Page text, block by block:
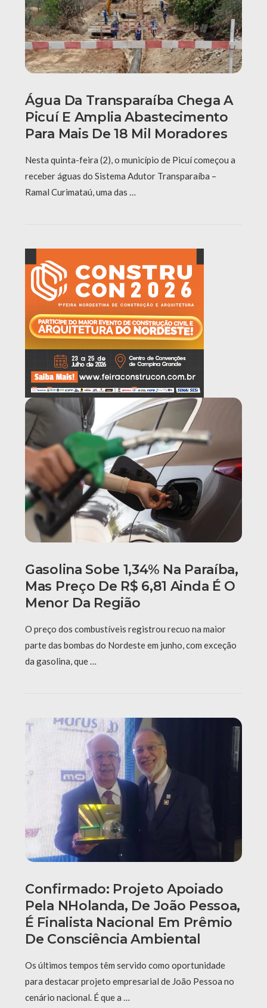
Água Da Transparaíba Chega A
Picuí E Amplia Abastecimento
Para Mais De 18 Mil Moradores
Nesta quinta-feira (2), o município de Picuí começou a
receber águas do Sistema Adutor Transparaíba –
Ramal Curimataú, uma das …
Gasolina Sobe 1,34% Na Paraíba,
Mas Preço De R$ 6,81 Ainda É O
Menor Da Região
O preço dos combustíveis registrou recuo na maior
parte das bombas do Nordeste em junho, com exceção
da gasolina, que …
Confirmado: Projeto Apoiado
Pela NHolanda, De João Pessoa,
É Finalista Nacional Em Prêmio
De Consciência Ambiental
Os últimos tempos têm servido como oportunidade
para destacar projeto empresarial de João Pessoa no
cenário nacional. É que a …